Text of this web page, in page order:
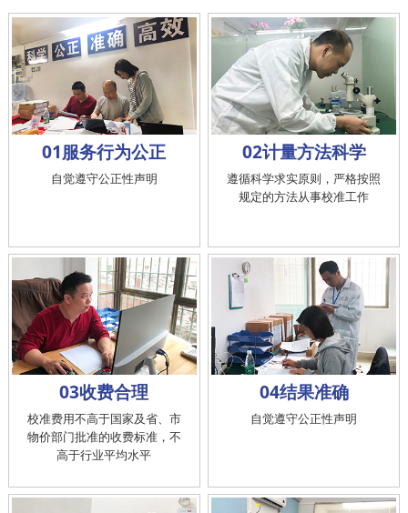
01服务行为公正
自觉遵守公正性声明
02计量方法科学
遵循科学求实原则，严格按照
规定的方法从事校准工作
03收费合理
校准费用不高于国家及省、市
物价部门批准的收费标准，不
高于行业平均水平
04结果准确
自觉遵守公正性声明